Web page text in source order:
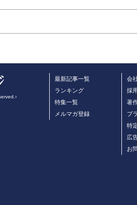
最新記事一覧
ランキング
特集一覧
メルマガ登録
会
採
著
プ
特
広
お